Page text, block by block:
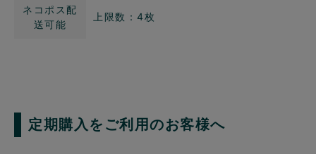
ネコポス配
送可能
上限数：4枚
定期購入をご利用のお客様へ